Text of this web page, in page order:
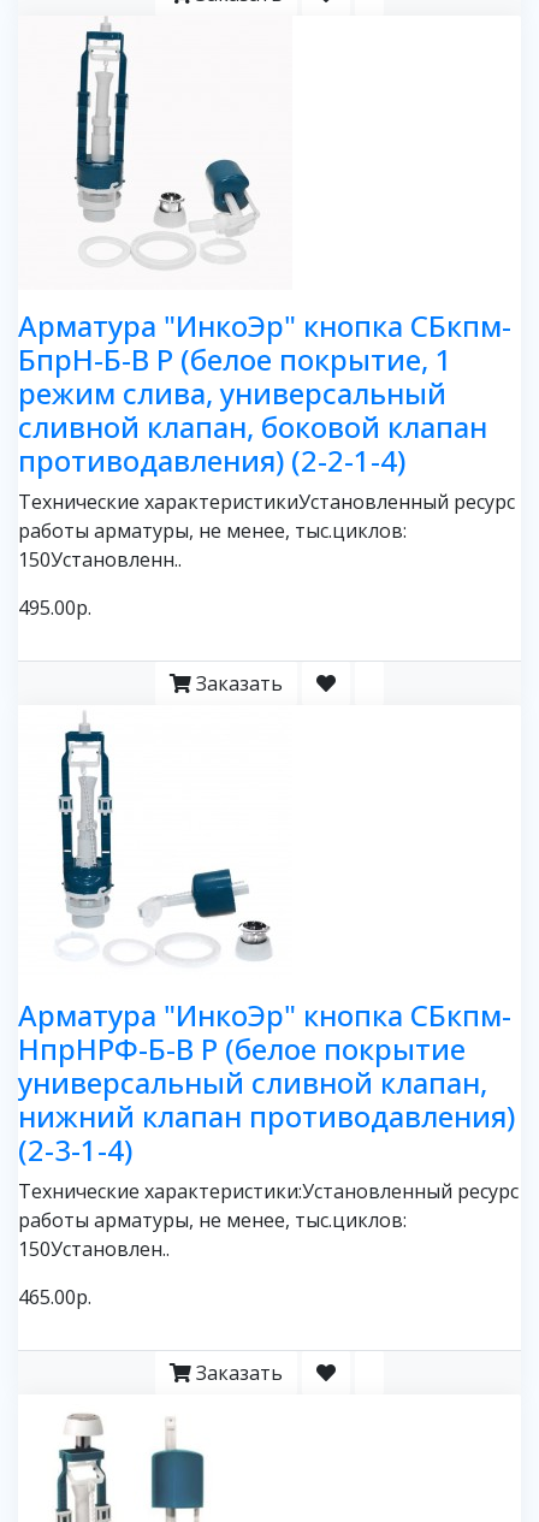
Арматура "ИнкоЭр" кнопка СБкпм-
БпрН-Б-В Р (белое покрытие, 1
режим слива, универсальный
сливной клапан, боковой клапан
противодавления) (2-2-1-4)
Технические характеристикиУстановленный ресурс
работы арматуры, не менее, тыс.циклов:
150Установленн..
495.00р.
Заказать
Арматура "ИнкоЭр" кнопка СБкпм-
НпрНРФ-Б-В Р (белое покрытие
универсальный сливной клапан,
нижний клапан противодавления)
(2-3-1-4)
Технические характеристики:Установленный ресурс
работы арматуры, не менее, тыс.циклов:
150Установлен..
465.00р.
Заказать